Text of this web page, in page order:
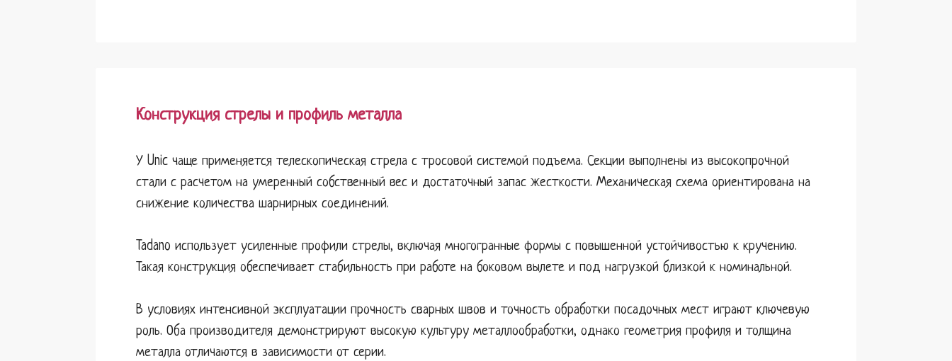
Конструкция стрелы и профиль металла
У Unic чаще применяется телескопическая стрела с тросовой системой подъема. Секции выполнены из высокопрочной
стали с расчетом на умеренный собственный вес и достаточный запас жесткости. Механическая схема ориентирована на
снижение количества шарнирных соединений.
Tadano использует усиленные профили стрелы, включая многогранные формы с повышенной устойчивостью к кручению.
Такая конструкция обеспечивает стабильность при работе на боковом вылете и под нагрузкой близкой к номинальной.
В условиях интенсивной эксплуатации прочность сварных швов и точность обработки посадочных мест играют ключевую
роль. Оба производителя демонстрируют высокую культуру металлообработки, однако геометрия профиля и толщина
металла отличаются в зависимости от серии.